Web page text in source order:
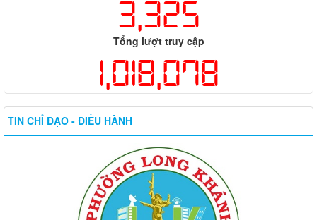
3,325
Tổng lượt truy cập
1,018,078
TIN CHỈ ĐẠO - ĐIỀU HÀNH